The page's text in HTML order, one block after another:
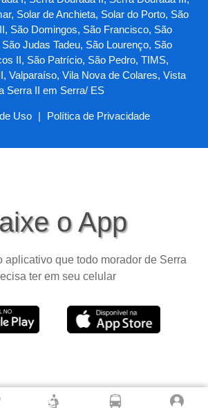
Solar de Anchieta, Solar do Porto, São
São Domingos, São Francisco, São
Judas Tadeu, São Lourenço, São
II, São Patrício, São Pedro, TIMS,
Valparaíso, Vila Nova de Colares, Vista
Serra II em Serra/ ES
Uso | Política de Privacidade
o App
aplicativo que todo morador de Serra
ter em seu celular